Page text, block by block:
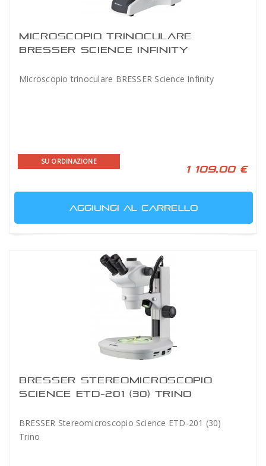
MICROSCOPIO TRINOCULARE
BRESSER SCIENCE INFINITY
Microscopio trinoculare BRESSER Science Infinity
SU ORDINAZIONE
1 109,00 €
AGGIUNGI AL CARRELLO
BRESSER STEREOMICROSCOPIO
SCIENCE ETD-201 (30) TRINO
BRESSER Stereomicroscopio Science ETD-201 (30)
Trino